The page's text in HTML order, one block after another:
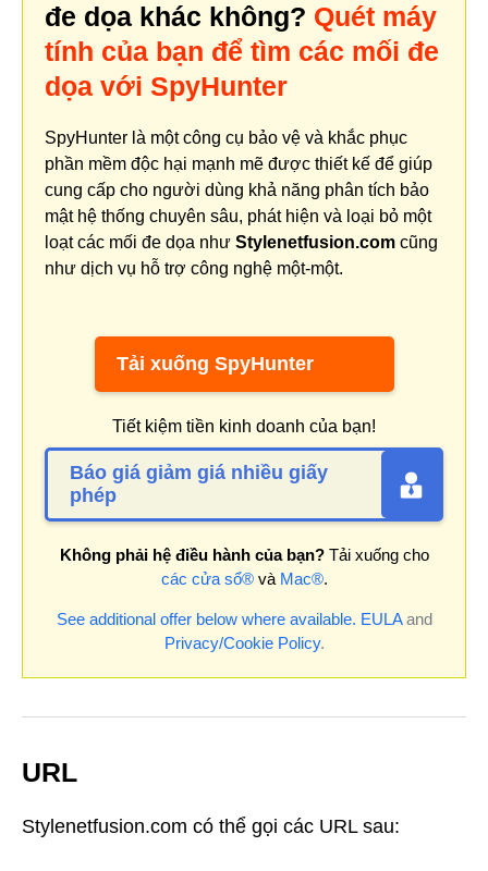
đe dọa khác không? Quét máy
tính của bạn để tìm các mối đe
dọa với SpyHunter
SpyHunter là một công cụ bảo vệ và khắc phục
phần mềm độc hại mạnh mẽ được thiết kế để giúp
cung cấp cho người dùng khả năng phân tích bảo
mật hệ thống chuyên sâu, phát hiện và loại bỏ một
loạt các mối đe dọa như Stylenetfusion.com cũng
như dịch vụ hỗ trợ công nghệ một-một.
Tải xuống SpyHunter
Tiết kiệm tiền kinh doanh của bạn!
Báo giá giảm giá nhiều giấy
phép
Không phải hệ điều hành của bạn?Tải xuống cho
các cửa sổ®và Mac®.
See additional offer below where available. EULAand
Privacy/Cookie Policy.
URL
Stylenetfusion.com có thể gọi các URL sau: